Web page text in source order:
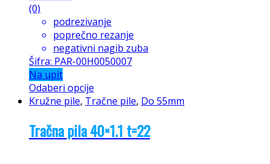
(0)
podrezivanje
poprečno rezanje
negativni nagib zuba
Šifra: PAR-00H0050007
Na upit
Odaberi opcije
Kružne pile, Tračne pile, Do 55mm
Tračna pila 40×1.1 t=22